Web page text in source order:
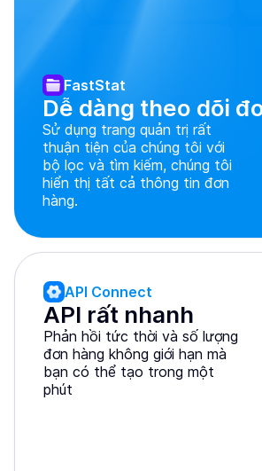
FastStat
Dễ dàng theo dõi
Sử dụng trang quản trị rất
thuận tiện của chúng tôi với
bộ lọc và tìm kiếm, chúng tôi
hiển thị tất cả thông tin đơn
hàng.
API Connect
API rất nhanh
Phản hồi tức thời và số lượng
đơn hàng không giới hạn mà
bạn có thể tạo trong một
phút